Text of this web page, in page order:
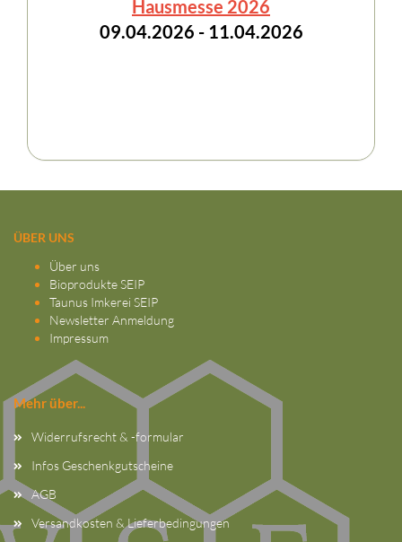
Hausmesse 2026
09.04.2026 - 11.04.2026
ÜBER UNS
Über uns
Bioprodukte SEIP
Taunus Imkerei SEIP
Newsletter Anmeldung
Impressum
Mehr über...
Widerrufsrecht & -formular
Infos Geschenkgutscheine
AGB
Versandkosten & Lieferbedingungen